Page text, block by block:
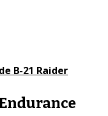
B-21 Raider